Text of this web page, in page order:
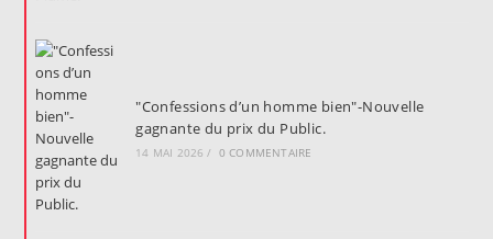
"Confessions d’un homme bien"-Nouvelle
gagnante du prix du Public.
14 MAI 2026 / 0 COMMENTAIRE